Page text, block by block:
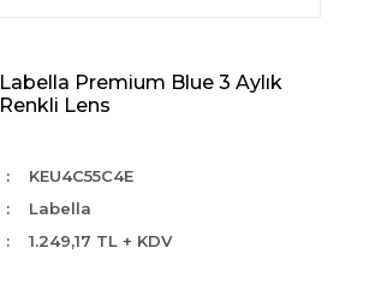
Labella Premium Blue 3 Aylık
Renkli Lens
KEU4C55C4E
Labella
1.249,17 TL + KDV